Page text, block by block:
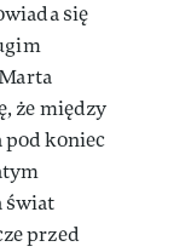
się
że między
pod koniec
świat
przed